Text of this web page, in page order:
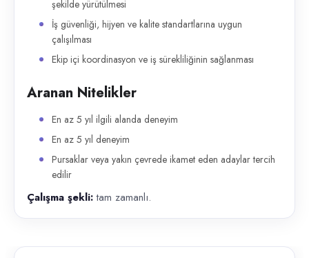
şekilde yürütülmesi
İş güvenliği, hijyen ve kalite standartlarına uygun
çalışılması
Ekip içi koordinasyon ve iş sürekliliğinin sağlanması
Aranan Nitelikler
En az 5 yıl ilgili alanda deneyim
En az 5 yıl deneyim
Pursaklar veya yakın çevrede ikamet eden adaylar tercih
edilir
Çalışma şekli:tam zamanlı.